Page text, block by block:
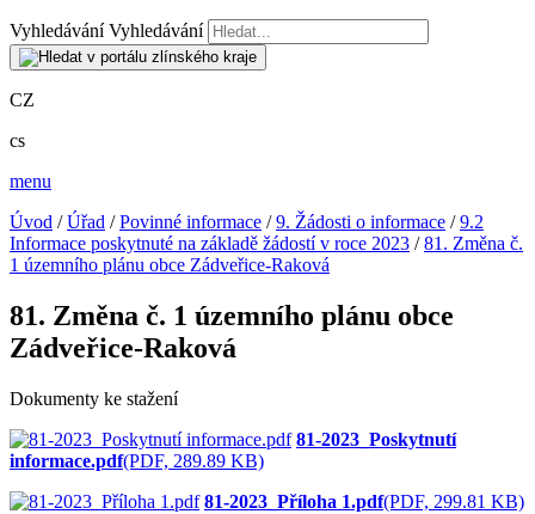
Vyhledávání Vyhledávání
CZ
cs
menu
Úvod /Úřad /Povinné informace /9. Žádosti o informace /9.2
Informace poskytnuté na základě žádostí v roce 2023 /81. Změna č.
1 územního plánu obce Zádveřice-Raková
81. Změna č. 1 územního plánu obce
Zádveřice-Raková
Dokumenty ke stažení
81-2023_Poskytnutí
informace.pdf(PDF, 289.89 KB)
81-2023_Příloha 1.pdf(PDF, 299.81 KB)